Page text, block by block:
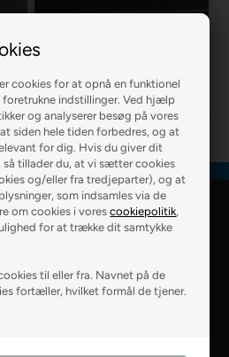
cookies for at opnå en funktionel
foretrukne indstillinger. Ved hjælp
og analyserer besøg på vores
siden hele tiden forbedres, og at
for dig. Hvis du giver dit
så tillader du, at vi sætter cookies
og/eller fra tredjeparter), og at
som indsamles via de
om cookies i vorescookiepolitik,
for at trække dit samtykke
til eller fra. Navnet på de
fortæller, hvilket formål de tjener.